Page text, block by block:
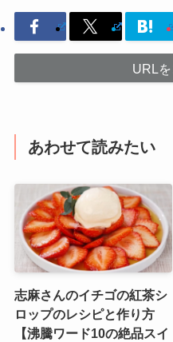
URL
あわせて読みたい
志麻さんのイチゴの紅茶シ
ロップのレシピと作り方
【沸騰ワード10の絶品スイ